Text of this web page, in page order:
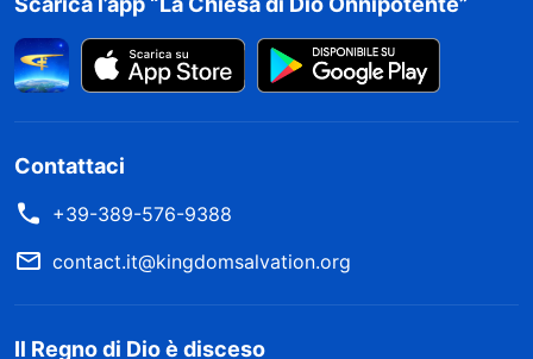
Contattaci
+39-389-576-9388
contact.it@kingdomsalvation.org
Il Regno di Dio è disceso